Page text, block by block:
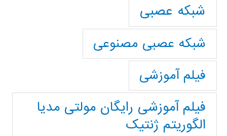
شبکه عصبی
شبکه عصبی مصنوعی
فیلم آموزشی
فیلم آموزشی رایگان مولتی مدیا
الگوریتم ژنتیک